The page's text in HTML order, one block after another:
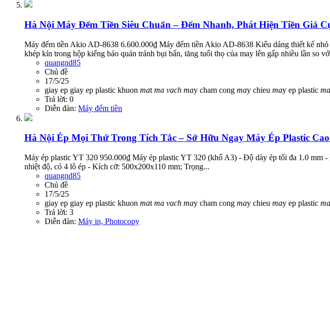
Hà Nội Máy Đếm Tiền Siêu Chuẩn – Đếm Nhanh, Phát Hiện Tiền Giả
Máy đếm tiền Akio AD-8638 6.600.000₫ Máy đếm tiền Akio AD-8638 Kiểu dáng thiết kế
khép kín trong hộp kiếng bảo quản tránh bụi bẩn, tăng tuổi thọ của may lên gấp nhiều lần so
quangnd85
Chủ đề
17/5/25
giay ep giay ep plastic khuon mat ma vach may cham cong may chieu may ep plastic ma
Trả lời: 0
Diễn đàn: Máy đếm tiền
Hà Nội Ép Mọi Thứ Trong Tích Tắc – Sở Hữu Ngay Máy Ép Plastic
Máy ép plastic YT 320 950.000₫ Máy ép plastic YT 320 (khổ A3) - Độ dày ép tối đa 1.0
nhiệt độ, có 4 lô ép - Kích cỡ: 500x200x110 mm; Trọng...
quangnd85
Chủ đề
17/5/25
giay ep giay ep plastic khuon mat ma vach may cham cong may chieu may ep plastic ma
Trả lời: 3
Diễn đàn: Máy in, Photocopy